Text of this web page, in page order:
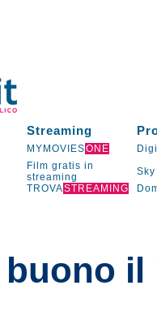
Streaming
MYMOVIESONE
Film gratis in
streaming
Sky
TROVASTREAMING
buono